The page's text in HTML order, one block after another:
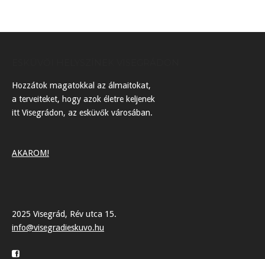
Hozzátok magatokkal az álmaitokat,
a terveiteket, hogy azok életre keljenek
itt Visegrádon, az esküvők városában.
AKAROM!
2025 Visegrád, Rév utca 15.
info@visegradieskuvo.hu